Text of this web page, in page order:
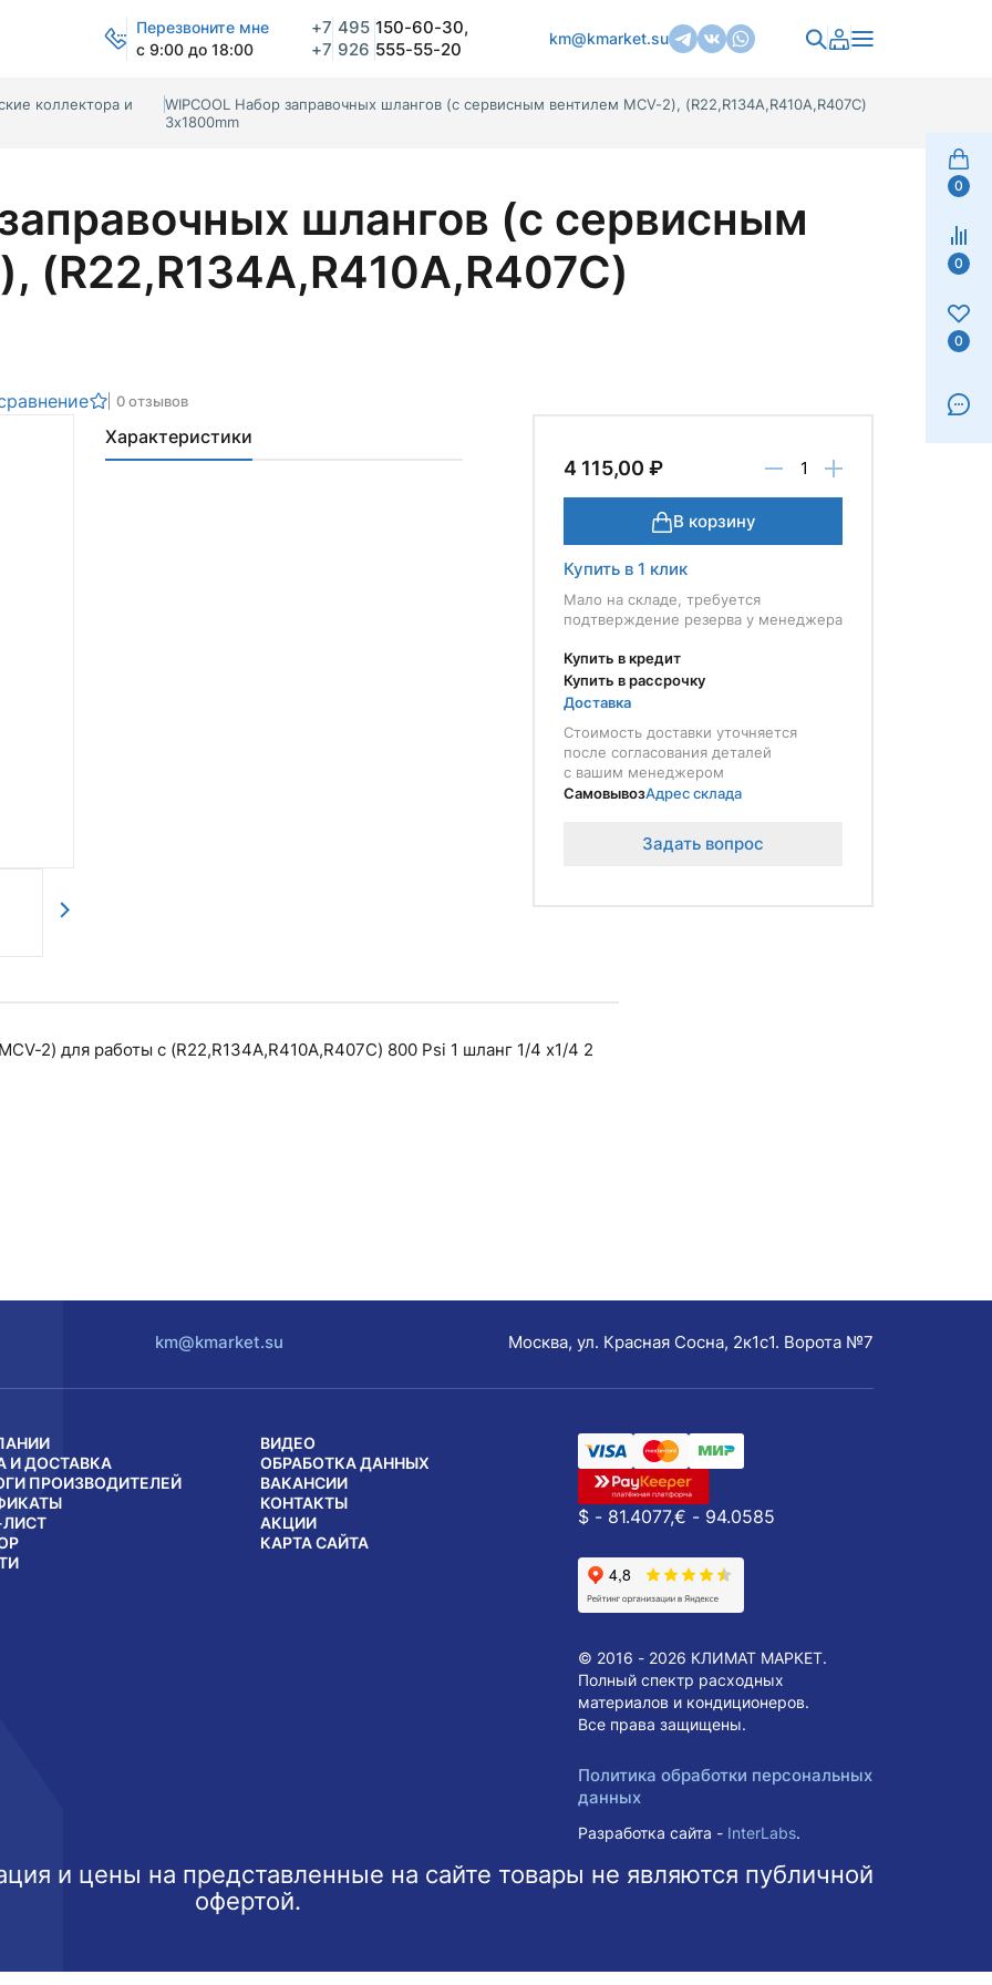
Перезвоните мне
с 9:00 до 18:00
+7 495 150-60-30,
+7 926 555-55-20
km@kmarket.su
0
0
0
коллектора и
WIPCOOL Набор заправочных шлангов (с сервисным вентилем MCV-2), (R22,R134A,R410A,R407C)
3х1800mm
шлангов (с сервисным
(R22,R134A,R410A,R407C)
0 отзывов
Характеристики
4 115,00 ₽
В корзину
Купить в 1 клик
Мало на складе, требуется
подтверждение резерва у менеджера
Купить в кредит
Купить в рассрочку
Доставка
Стоимость доставки уточняется
после согласования деталей
с вашим менеджером
СамовывозАдрес склада
Задать вопрос
2) для работы с (R22,R134A,R410A,R407C) 800 Psi 1 шланг 1/4 х1/4 2
km@kmarket.su Москва, ул. Красная Сосна, 2к1с1. Ворота №7
И ДОСТАВКА
ПРОИЗВОДИТЕЛЕЙ
ВИДЕО
ОБРАБОТКА ДАННЫХ
ВАКАНСИИ
КОНТАКТЫ
АКЦИИ
КАРТА САЙТА
$ - 81.4077,€ - 94.0585
© 2016 - 2026 КЛИМАТ МАРКЕТ.
Полный спектр расходных
материалов и кондиционеров.
Все права защищены.
Политика обработки персональных
данных
Разработка сайта - InterLabs.
и цены на представленные на сайте товары не являются публичной
офертой.